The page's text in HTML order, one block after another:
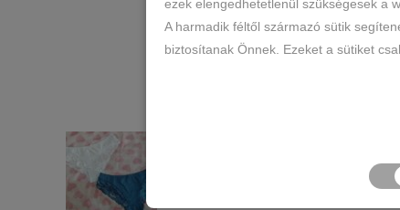
ezek elengedhetetlenül szükségesek a
A harmadik féltől származó sütik
biztosítanak Önnek. Ezeket a sütiket